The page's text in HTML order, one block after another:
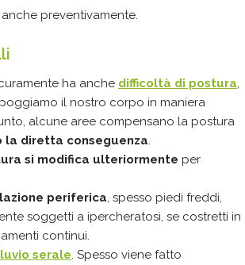
preventivamente.
ha anche difficoltà di postura,
il nostro corpo in maniera
alcune aree compensano la postura
la diretta conseguenza.
si modifica ulteriormente per
periferica, spesso piedi freddi,
soggetti a ipercheratosi, se costretti in
continui.
serale. Spesso viene fatto